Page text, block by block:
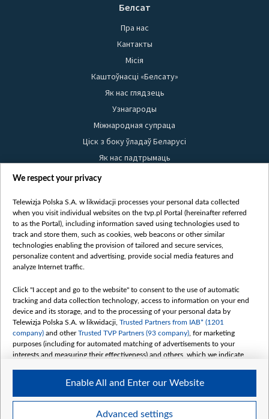
Белсат
Пра нас
Кантакты
Місія
Каштоўнасці «Белсату»
Як нас глядзець
Узнагароды
Міжнародная супраца
Ціск з боку ўладаў Беларусі
Як нас падтрымаць
Правілы выкарыстання матэрыялаў
Бяспека
Youtube
Белсат news
Белсат Shorts
Жэстачайшы мульт
Belsat English
Biełsat PL
Белсат Now
Белсат History
Белсат Music
Белсат Doc
My consents
We respect your privacy
Telewizja Polska S.A. w likwidacji processes your personal data collected
when you visit individual websites on the tvp.pl Portal (hereinafter referred
to as the Portal), including information saved using technologies used to
track and store them, such as cookies, web beacons or other similar
technologies enabling the provision of tailored and secure services,
personalize content and advertising, provide social media features and
analyze Internet traffic.
Click "I accept and go to the website" to consent to the use of automatic
tracking and data collection technology, access to information on your end
device and its storage, and to the processing of your personal data by
Telewizja Polska S.A. w likwidacji, Trusted Partners from IAB* (1201
company) and otherTrusted TVP Partners (93 company) , for marketing
purposes (including for automated matching of advertisements to your
interests and measuring their effectiveness) and others, which we indicate
The purposes of processing your data by TVP S.A. w likwidacji are as
follows:
Advanced settings
Enable All and Enter our Website